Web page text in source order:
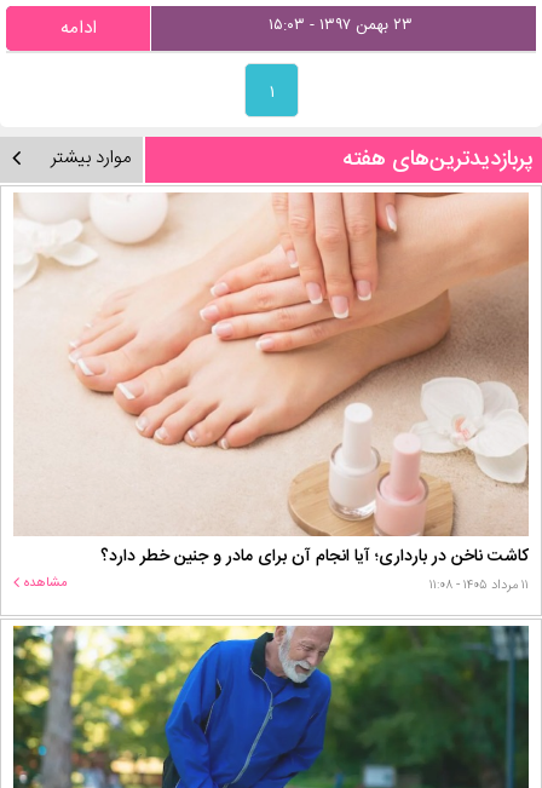
۲۳ بهمن ۱۳۹۷ - ۱۵:۰۳ ادامه
۱
پربازدیدترین‌های هفته موارد بیشتر
کاشت ناخن در بارداری؛ آیا انجام آن برای مادر و جنین خطر دارد؟
۱۱ مرداد ۱۴۰۵ - ۱۱:۰۸ مشاهده